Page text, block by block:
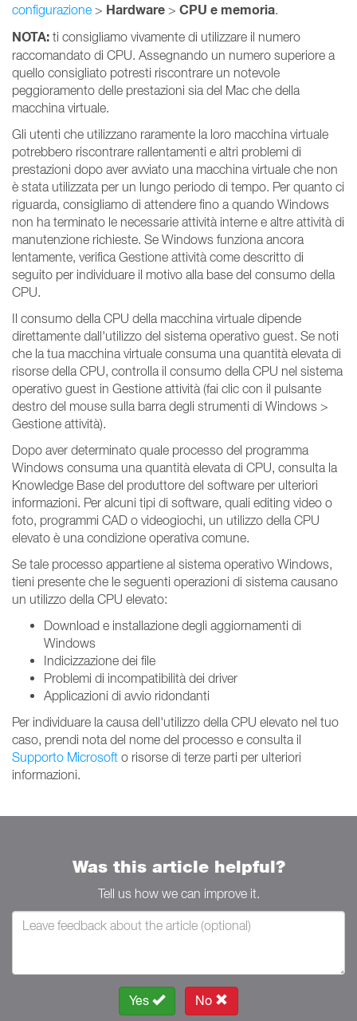
configurazione > Hardware > CPU e memoria.
NOTA: ti consigliamo vivamente di utilizzare il numero
raccomandato di CPU. Assegnando un numero superiore a
quello consigliato potresti riscontrare un notevole
peggioramento delle prestazioni sia del Mac che della
macchina virtuale.
Gli utenti che utilizzano raramente la loro macchina virtuale
potrebbero riscontrare rallentamenti e altri problemi di
prestazioni dopo aver avviato una macchina virtuale che non
è stata utilizzata per un lungo periodo di tempo. Per quanto ci
riguarda, consigliamo di attendere fino a quando Windows
non ha terminato le necessarie attività interne e altre attività di
manutenzione richieste. Se Windows funziona ancora
lentamente, verifica Gestione attività come descritto di
seguito per individuare il motivo alla base del consumo della
CPU.
Il consumo della CPU della macchina virtuale dipende
direttamente dall'utilizzo del sistema operativo guest. Se noti
che la tua macchina virtuale consuma una quantità elevata di
risorse della CPU, controlla il consumo della CPU nel sistema
operativo guest in Gestione attività (fai clic con il pulsante
destro del mouse sulla barra degli strumenti di Windows >
Gestione attività).
Dopo aver determinato quale processo del programma
Windows consuma una quantità elevata di CPU, consulta la
Knowledge Base del produttore del software per ulteriori
informazioni. Per alcuni tipi di software, quali editing video o
foto, programmi CAD o videogiochi, un utilizzo della CPU
elevato è una condizione operativa comune.
Se tale processo appartiene al sistema operativo Windows,
tieni presente che le seguenti operazioni di sistema causano
un utilizzo della CPU elevato:
Download e installazione degli aggiornamenti di
Windows
Indicizzazione dei file
Problemi di incompatibilità dei driver
Applicazioni di avvio ridondanti
Per individuare la causa dell'utilizzo della CPU elevato nel tuo
caso, prendi nota del nome del processo e consulta il
Supporto Microsoft o risorse di terze parti per ulteriori
informazioni.
Was this article helpful?
Tell us how we can improve it.
Yes No